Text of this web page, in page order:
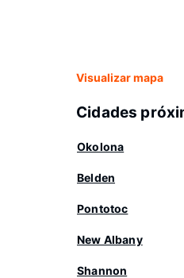
Visualizar mapa
Cidades
Okolona
Belden
Pontotoc
New Albany
Shannon